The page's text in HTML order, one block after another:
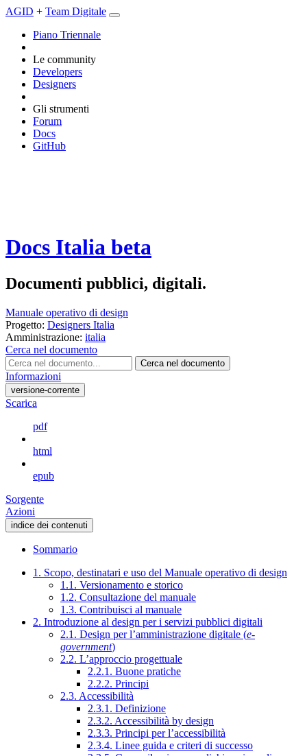
AGID + Team Digitale
Piano Triennale
Le community
Developers
Designers
Gli strumenti
Forum
Docs
GitHub
Docs Italia beta
Documenti pubblici, digitali.
Manuale operativo di design
Progetto: Designers Italia
Amministrazione: italia
Cerca nel documento
Cerca nel documento
Informazioni
versione-corrente
Scarica
pdf
html
epub
Sorgente
Azioni
indice dei contenuti
Sommario
1. Scopo, destinatari e uso del Manuale operativo di design
1.1. Versionamento e storico
1.2. Consultazione del manuale
1.3. Contribuisci al manuale
2. Introduzione al design per i servizi pubblici digitali
2.1. Design per l’amministrazione digitale (e-
government)
2.2. L’approccio progettuale
2.2.1. Buone pratiche
2.2.2. Principi
2.3. Accessibilità
2.3.1. Definizione
2.3.2. Accessibilità by design
2.3.3. Principi per l’accessibilità
2.3.4. Linee guida e criteri di successo